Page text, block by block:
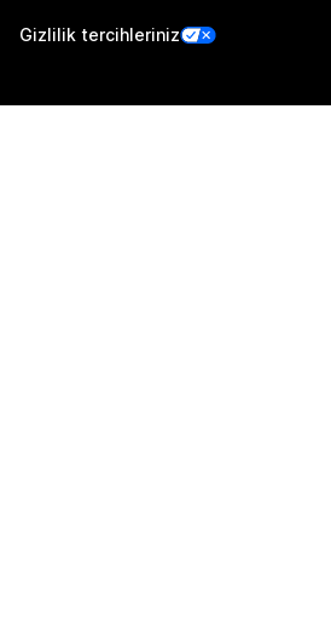
Gizlilik tercihleriniz